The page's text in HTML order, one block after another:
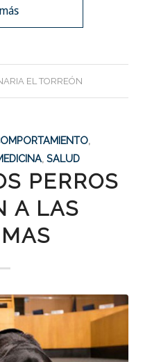
EL TORREÓN
,
, SALUD
PERROS
A LAS